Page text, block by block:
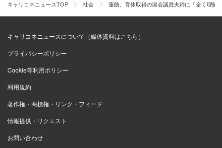
キャリコネニュースTOP 社会 蓮舫、育休取得の国会議員夫婦に「全く理
キャリコネニュースについて（媒体資料はこちら）
プライバシーポリシー
Cookie等利用ポリシー
利用規約
著作権・商標権・リンク・フィード
情報提供・リクエスト
お問い合わせ